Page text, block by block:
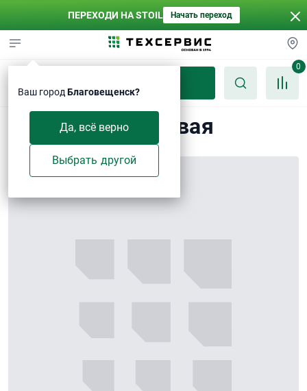
ПЕРЕХОДИ НА STOIL Начать переход
Ваш город Благовещенск?
Да, всё верно
Выбрать другой
0
Пластина замковая